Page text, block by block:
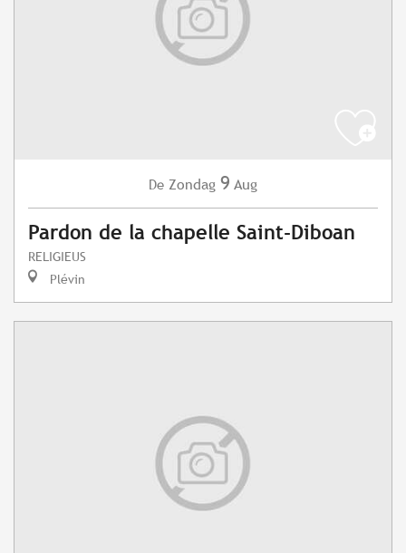
De Zondag 9 Aug
Pardon de la chapelle Saint-Diboan
RELIGIEUS
Plévin